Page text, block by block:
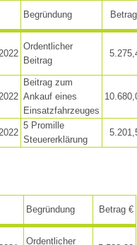
Begründung
Ordentlicher
Beitrag
Beitrag zum
Ankauf eines
Einsatzfahrzeuges
5 Promille
Steuererklärung
Begründung Betrag €
Ordentlicher